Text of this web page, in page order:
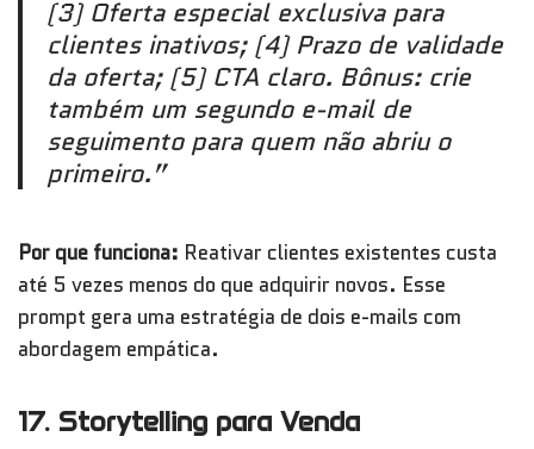
(3) Oferta especial exclusiva para
clientes inativos; (4) Prazo de validade
da oferta; (5) CTA claro. Bônus: crie
também um segundo e-mail de
seguimento para quem não abriu o
primeiro.”
Por que funciona: Reativar clientes existentes custa
até 5 vezes menos do que adquirir novos. Esse
prompt gera uma estratégia de dois e-mails com
abordagem empática.
17. Storytelling para Venda